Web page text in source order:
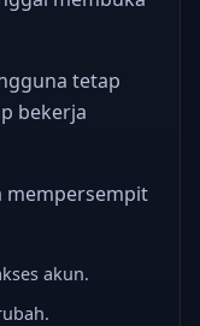
tetap
bekerja
mempersempit
akun.